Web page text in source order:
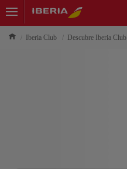
Iberia Club Descubre Iberia Club